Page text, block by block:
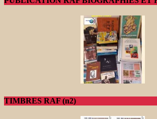
TIMBRES RAF (n2)